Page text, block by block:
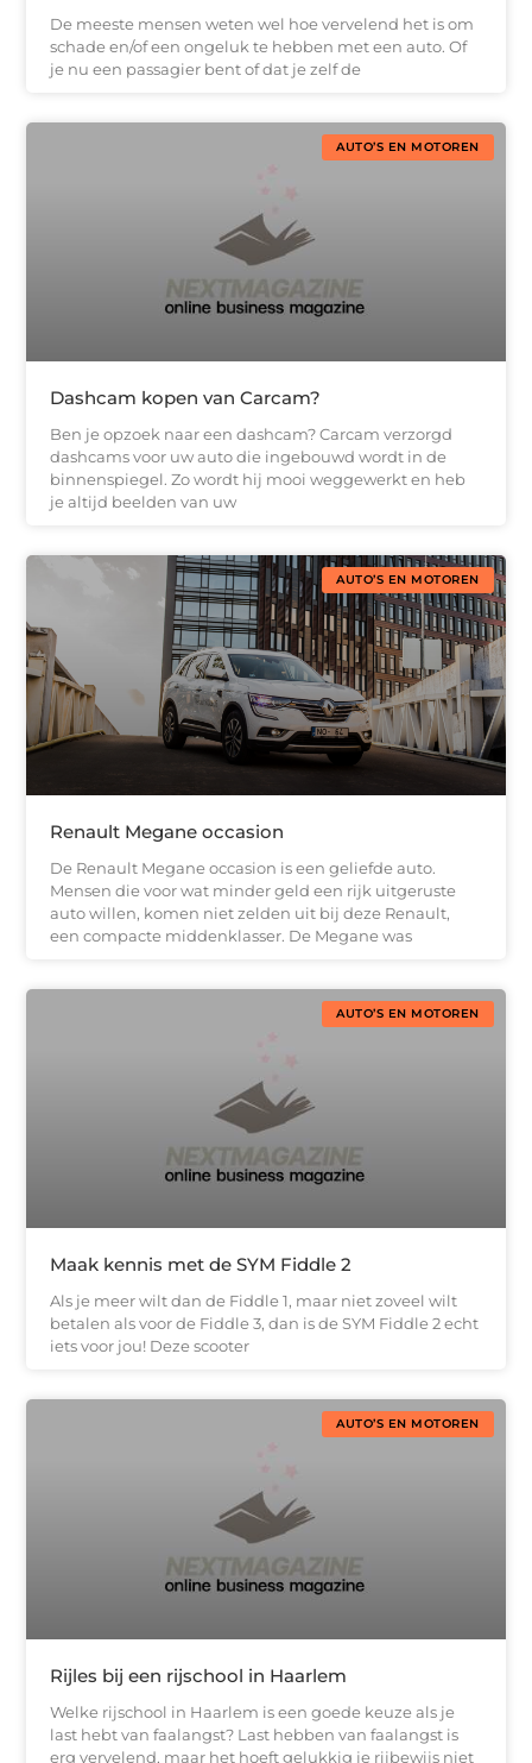
De meeste mensen weten wel hoe vervelend het is om
schade en/of een ongeluk te hebben met een auto. Of
je nu een passagier bent of dat je zelf de
AUTO’S EN MOTOREN
Dashcam kopen van Carcam?
Ben je opzoek naar een dashcam? Carcam verzorgd
dashcams voor uw auto die ingebouwd wordt in de
binnenspiegel. Zo wordt hij mooi weggewerkt en heb
je altijd beelden van uw
AUTO’S EN MOTOREN
Renault Megane occasion
De Renault Megane occasion is een geliefde auto.
Mensen die voor wat minder geld een rijk uitgeruste
auto willen, komen niet zelden uit bij deze Renault,
een compacte middenklasser. De Megane was
AUTO’S EN MOTOREN
Maak kennis met de SYM Fiddle 2
Als je meer wilt dan de Fiddle 1, maar niet zoveel wilt
betalen als voor de Fiddle 3, dan is de SYM Fiddle 2 echt
iets voor jou! Deze scooter
AUTO’S EN MOTOREN
Rijles bij een rijschool in Haarlem
Welke rijschool in Haarlem is een goede keuze als je
last hebt van faalangst? Last hebben van faalangst is
erg vervelend, maar het hoeft gelukkig je rijbewijs niet